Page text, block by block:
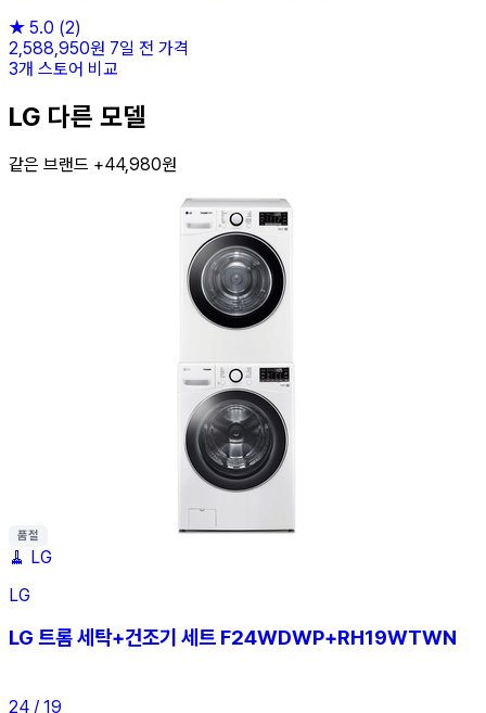
★ 5.0 (2)
2,588,950원 7일 전 가격
3개 스토어 비교
LG 다른 모델
같은 브랜드 +44,980원
품절
🧹 LG
LG
LG 트롬 세탁+건조기 세트 F24WDWP+RH19WTWN
24 / 19